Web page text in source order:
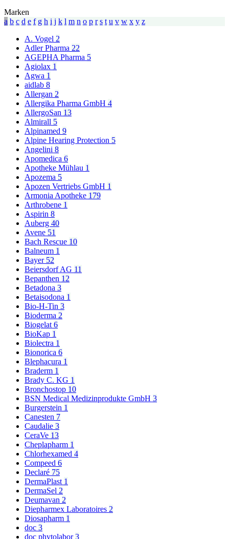
Marken
a b c d e f g h i j k l m n o p r s t u v w x y z
A. Vogel 2
Adler Pharma 22
AGEPHA Pharma 5
Agiolax 1
Agwa 1
aidlab 8
Allergan 2
Allergika Pharma GmbH 4
AllergoSan 13
Almirall 5
Alpinamed 9
Alpine Hearing Protection 5
Angelini 8
Apomedica 6
Apotheke Mühlau 1
Apozema 5
Apozen Vertriebs GmbH 1
Armonia Apotheke 179
Arthrobene 1
Aspirin 8
Auberg 40
Avene 51
Bach Rescue 10
Balneum 1
Bayer 52
Beiersdorf AG 11
Bepanthen 12
Betadona 3
Betaisodona 1
Bio-H-Tin 3
Bioderma 2
Biogelat 6
BioKap 1
Biolectra 1
Bionorica 6
Blephacura 1
Braderm 1
Brady C. KG 1
Bronchostop 10
BSN Medical Medizinprodukte GmbH 3
Burgerstein 1
Canesten 7
Caudalie 3
CeraVe 13
Cheplapharm 1
Chlorhexamed 4
Compeed 6
Declaré 75
DermaPlast 1
DermaSel 2
Deumavan 2
Diepharmex Laboratoires 2
Diosapharm 1
doc 3
doc phytolabor3